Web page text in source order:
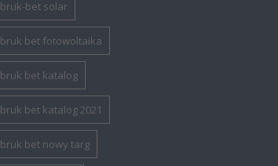
bruk-bet solar
bruk bet fotowoltaika
bruk bet katalog
bruk bet katalog 2021
bruk bet nowy targ